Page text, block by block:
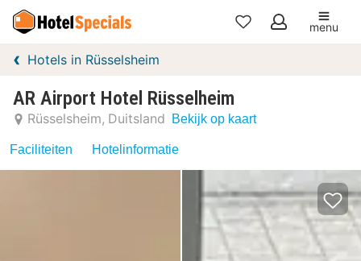
Mijn
menu
Hotels in Rüsselsheim
AR Airport Hotel Rüsselheim
Rüsselsheim Duitsland Bekijk op kaart
Faciliteiten Hotelinformatie